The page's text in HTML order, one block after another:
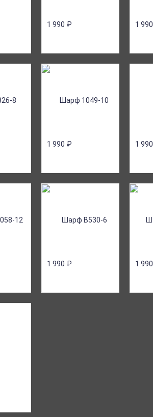
1 990 ₽ 1 990
1 990 ₽ 1 990
1 990 ₽ 1 990